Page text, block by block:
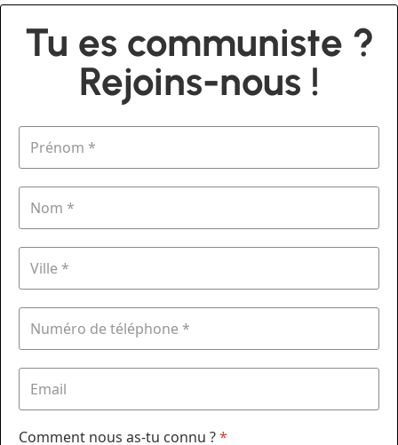
Tu es communiste ?
Rejoins-nous !
Comment nous as-tu connu ?*